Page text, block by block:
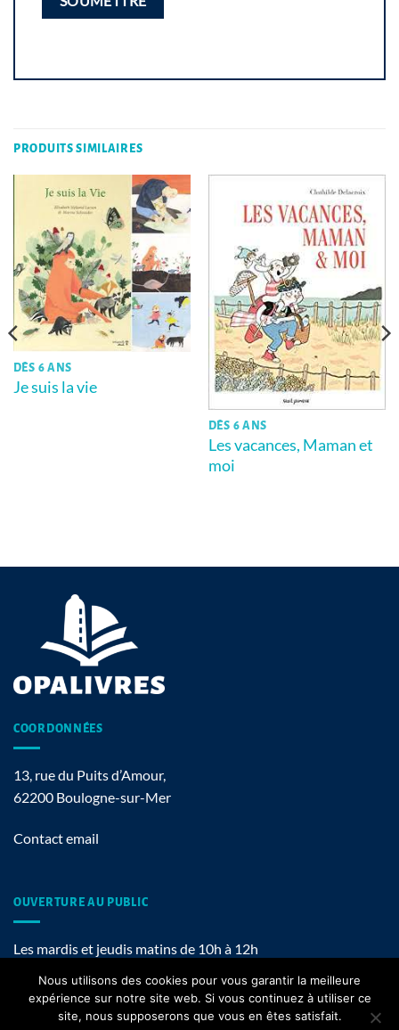
PRODUITS SIMILAIRES
DÈS 6 ANS
Je suis la vie
DÈS 6 ANS
Les vacances, Maman et
moi
COORDONNÉES
13, rue du Puits d’Amour,
62200 Boulogne-sur-Mer
Contact email
OUVERTURE AU PUBLIC
Les mardis et jeudis matins de 10h à 12h
Mentions légales
Nous utilisons des cookies pour vous garantir la meilleure
expérience sur notre site web. Si vous continuez à utiliser ce
site, nous supposerons que vous en êtes satisfait.